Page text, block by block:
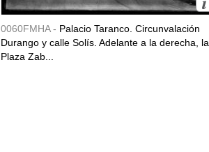
0060FMHA - Palacio Taranco. Circunvalación
Durango y calle Solís. Adelante a la derecha, la
Plaza Zab...